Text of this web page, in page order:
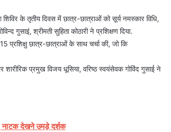
के तृतीय दिवस में छात्र-छात्राओं को सूर्य नमस्कार विधि,
गुसाइं, श्रीमती सुहिता कोठारी ने प्रशिक्षण दिया.
प्रशिक्षु छात्र-छात्राओं के साथ चर्चा की, जो कि
प्रमुख विजय धूसिया, वरिष्ठ स्वयंसेवक गोविंद गुसाई ने
नाटक देखने उमड़े दर्शक